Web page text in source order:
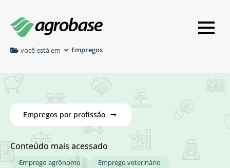
você está em Empregos
Empregos por profissão
Conteúdo mais acessado
Emprego agrônomo
Emprego veterinário